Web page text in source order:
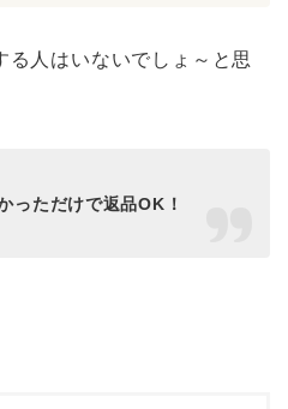
る人はいないでしょ～と思
っただけで返品OK！